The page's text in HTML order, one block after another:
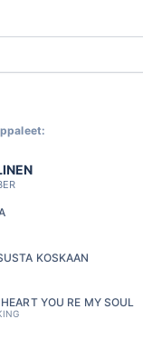
KOSKAAN
YOU RE MY SOUL